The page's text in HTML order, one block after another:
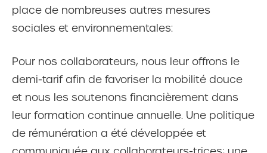
place de nombreuses autres mesures
sociales et environnementales:
Pour nos collaborateurs, nous leur offrons le
demi-tarif afin de favoriser la mobilité douce
et nous les soutenons financièrement dans
leur formation continue annuelle. Une politique
de rémunération a été développée et